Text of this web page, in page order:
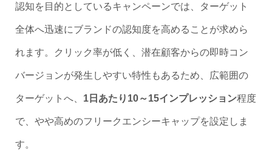
認知を目的としているキャンペーンでは、ターゲット
全体へ迅速にブランドの認知度を高めることが求めら
れます。クリック率が低く、潜在顧客からの即時コン
バージョンが発生しやすい特性もあるため、広範囲の
ターゲットへ、 1日あたり10～15インプレッション程度
で、やや高めのフリークエンシーキャップを設定しま
す。